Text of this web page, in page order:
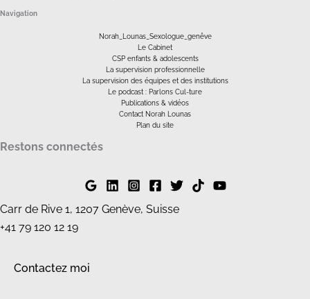
Navigation
Norah_Lounas_Sexologue_genêve
Le Cabinet
CSP enfants & adolescents
La supervision professionnelle
La supervision des équipes et des institutions
Le podcast : Parlons Cul-ture
Publications & vidéos
Contact Norah Lounas
Plan du site
Restons connectés
Carr de Rive 1, 1207 Genève, Suisse
+41 79 120 12 19
Contactez moi